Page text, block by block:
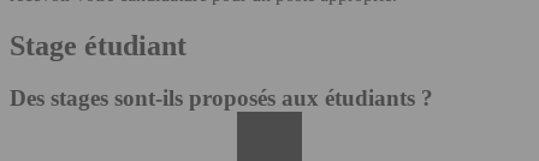
Stage étudiant
Des stages sont-ils proposés aux étudiants ?